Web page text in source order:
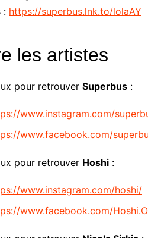
: https://superbus.lnk.to/lolaAY
les artistes
pour retrouver Superbus :
www.instagram.com/
www.facebook.com/
pour retrouver Hoshi :
www.instagram.com/hoshi/
www.facebook.com/